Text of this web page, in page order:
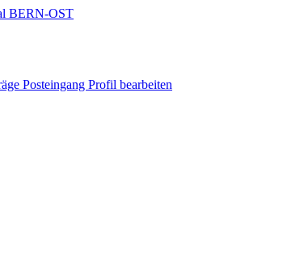
Posteingang Profil bearbeiten